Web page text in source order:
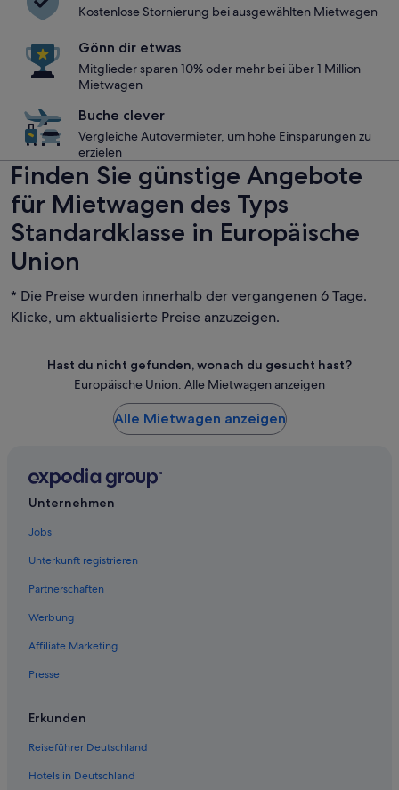
Kostenlose Stornierung bei ausgewählten Mietwagen
Gönn dir etwas
Mitglieder sparen 10% oder mehr bei über 1 Million
Mietwagen
Buche clever
Vergleiche Autovermieter, um hohe Einsparungen zu
erzielen
Finden Sie günstige Angebote
für Mietwagen des Typs
Standardklasse in Europäische
Union
* Die Preise wurden innerhalb der vergangenen 6 Tage.
Klicke, um aktualisierte Preise anzuzeigen.
Hast du nicht gefunden, wonach du gesucht hast?
Europäische Union: Alle Mietwagen anzeigen
Alle Mietwagen anzeigen
Unternehmen
Jobs
Unterkunft registrieren
Partnerschaften
Werbung
Affiliate Marketing
Presse
Erkunden
Reiseführer Deutschland
Hotels in Deutschland